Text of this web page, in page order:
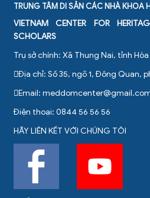
TRUNG TÂM DI SẢN CÁC NHÀ KHOA
VIETNAM CENTER FOR
SCHOLARS
Trụ sở chính: Xã Thung Nai, tỉnh Hòa
Địa chỉ: Số 35, ngõ 1, Đông Quan,
Email:
Điện thoại: 0844 56 56 56
HÃY LIÊN KẾT VỚI CHÚNG TÔI